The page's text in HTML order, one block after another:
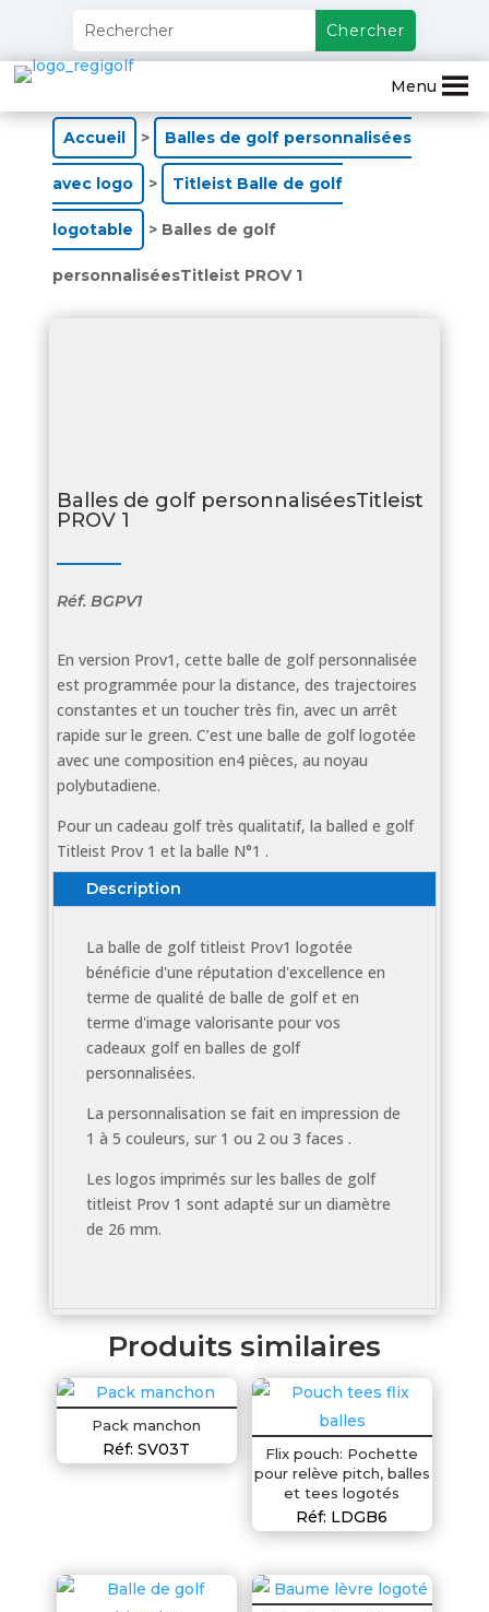
Menu
Accueil > Balles de golf personnalisées
avec logo > Titleist Balle de golf
logotable > Balles de golf
personnaliséesTitleist PROV 1
Balles de golf personnaliséesTitleist
PROV 1
Réf. BGPV1
En version Prov1, cette balle de golf personnalisée
est programmée pour la distance, des trajectoires
constantes et un toucher très fin, avec un arrêt
rapide sur le green. C’est une balle de golf logotée
avec une composition en4 pièces, au noyau
polybutadiene.
Pour un cadeau golf très qualitatif, la balled e golf
Titleist Prov 1 et la balle N°1 .
Description
La balle de golf titleist Prov1 logotée
bénéficie d'une réputation d'excellence en
terme de qualité de balle de golf et en
terme d'image valorisante pour vos
cadeaux golf en balles de golf
personnalisées.
La personnalisation se fait en impression de
1 à 5 couleurs, sur 1 ou 2 ou 3 faces .
Les logos imprimés sur les balles de golf
titleist Prov 1 sont adapté sur un diamètre
de 26 mm.
Produits similaires
Pack manchon
Réf: SV03T
Flix pouch: Pochette
pour relève pitch, balles
et tees logotés
Réf: LDGB6